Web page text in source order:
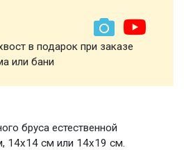
в подарок при заказе
или бани
бруса естественной
14х14 см или 14х19 см.